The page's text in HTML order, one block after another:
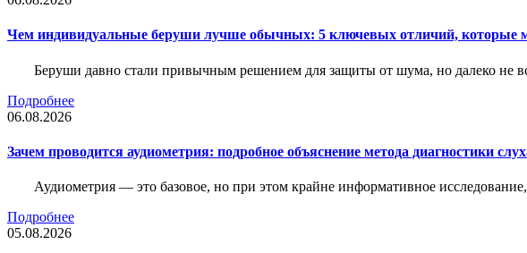
Чем индивидуальные беруши лучше обычных: 5 ключевых отличий, которые
Беруши давно стали привычным решением для защиты от шума, но далеко не
Подробнее
06.08.2026
Зачем проводится аудиометрия: подробное объяснение метода диагностики
Аудиометрия — это базовое, но при этом крайне информативное
Подробнее
05.08.2026